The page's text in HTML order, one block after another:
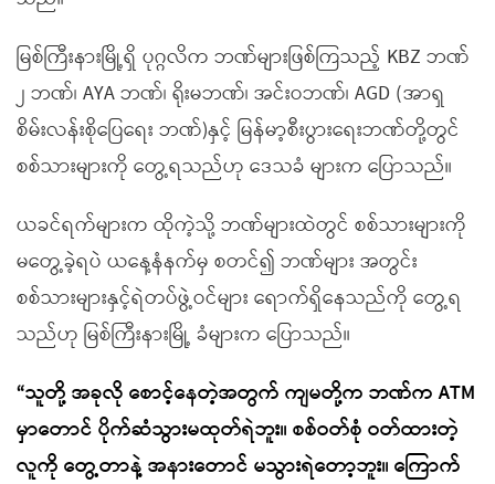
မြစ်ကြီးနားမြို့ရှိ ပုဂ္ဂလိက ဘဏ်များဖြစ်ကြသည့် KBZ ဘဏ်
၂ ဘဏ်၊ AYA ဘဏ်၊ ရိုးမဘဏ်၊ အင်းဝဘဏ်၊ AGD (အာရှ
စိမ်းလန်းစိုပြေရေး ဘဏ်)နှင့် မြန်မာ့စီးပွားရေးဘဏ်တို့တွင်
စစ်သားများကို တွေ့ရသည်ဟု ဒေသခံ များက ပြောသည်။
ယခင်ရက်များက ထိုကဲ့သို့ ဘဏ်များထဲတွင် စစ်သားများကို
မတွေ့ခဲ့ရပဲ ယနေ့နံနက်မှ စတင်၍ ဘဏ်များ အတွင်း
စစ်သားများနှင့်ရဲတပ်ဖွဲ့ဝင်များ ရောက်ရှိနေသည်ကို တွေ့ရ
သည်ဟု မြစ်ကြီးနားမြို့ ခံများက ပြောသည်။
“သူတို့ အခုလို စောင့်နေတဲ့အတွက် ကျမတို့က ဘဏ်က ATM
မှာတောင် ပိုက်ဆံသွားမထုတ်ရဲဘူး။ စစ်ဝတ်စုံ ဝတ်ထားတဲ့
လူကို တွေ့တာနဲ့ အနားတောင် မသွားရဲတော့ဘူး။ ကြောက်